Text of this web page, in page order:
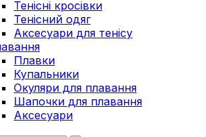
Тенісні кросівки
Тенісний одяг
Аксесуари для тенісу
Плавки
Купальники
Окуляри для плавання
Шапочки для плавання
Аксесуари